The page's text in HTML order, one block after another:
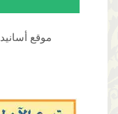
موقع أسانيد